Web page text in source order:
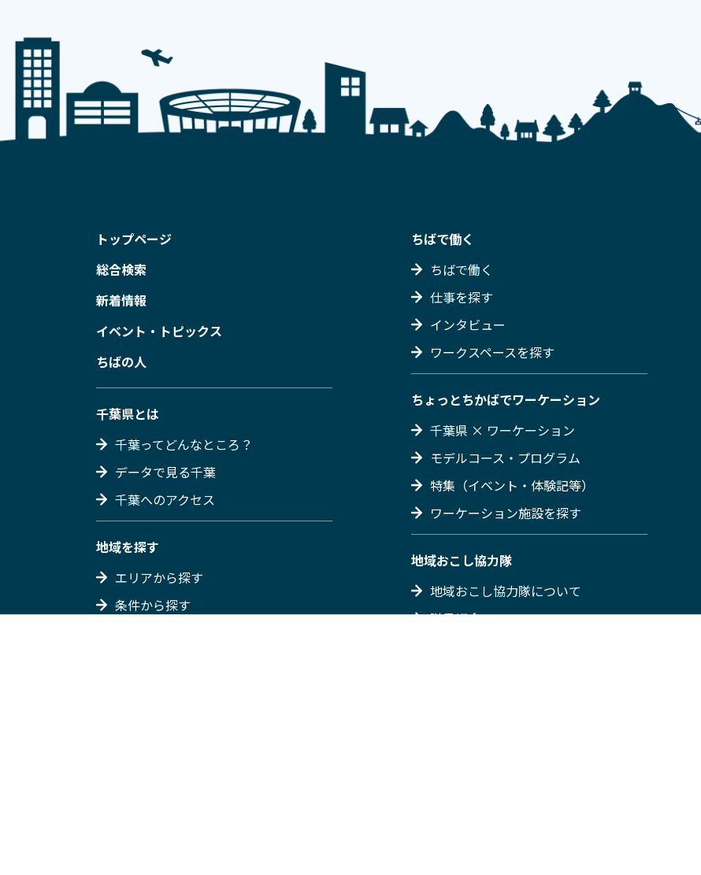
トップページ
総合検索
新着情報
イベント・トピックス
ちばの人
千葉県とは
千葉ってどんなところ？
データで見る千葉
千葉へのアクセス
地域を探す
エリアから探す
条件から探す
ちばで働く
ちばで働く
仕事を探す
インタビュー
ワークスペースを探す
ちょっとちかばでワーケーション
千葉県 × ワーケーション
モデルコース・プログラム
特集（イベント・体験記等）
ワーケーション施設を探す
地域おこし協力隊
地域おこし協力隊について
隊員紹介